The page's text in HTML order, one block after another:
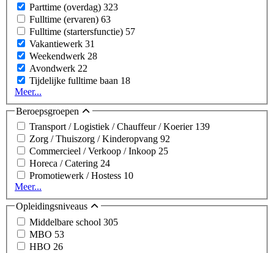
Parttime (overdag) 323
Fulltime (ervaren) 63
Fulltime (startersfunctie) 57
Vakantiewerk 31
Weekendwerk 28
Avondwerk 22
Tijdelijke fulltime baan 18
Meer...
Beroepsgroepen
Transport / Logistiek / Chauffeur / Koerier 139
Zorg / Thuiszorg / Kinderopvang 92
Commercieel / Verkoop / Inkoop 25
Horeca / Catering 24
Promotiewerk / Hostess 10
Meer...
Opleidingsniveaus
Middelbare school 305
MBO 53
HBO 26